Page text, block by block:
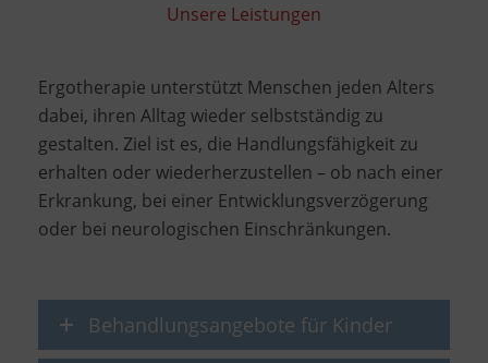
Unsere Leistungen
Ergotherapie unterstützt Menschen jeden Alters
dabei, ihren Alltag wieder selbstständig zu
gestalten. Ziel ist es, die Handlungsfähigkeit zu
erhalten oder wiederherzustellen – ob nach einer
Erkrankung, bei einer Entwicklungsverzögerung
oder bei neurologischen Einschränkungen.
Behandlungsangebote für Kinder